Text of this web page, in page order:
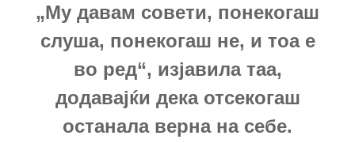
„Му давам совети, понекогаш
слуша, понекогаш не, и тоа е
во ред“, изјавила таа,
додавајќи дека отсекогаш
останала верна на себе.